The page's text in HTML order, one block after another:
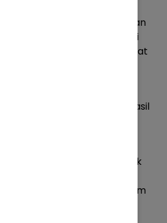
dari korban dan keterangan
petugas keamanan di
Reskrim bergerak cepat
dan berhasil
menangkap pelaku.
pelaku, petugas juga berhasil
berupa satu unit sepeda
korban.
Kanit Reskrim Polsek Pondok
apresiasi kepada anggota
dan berkomitmen dalam